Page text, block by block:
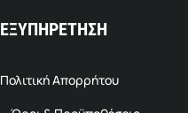
ΕΞΥΠΗΡΕΤΗΣΗ
Πολιτική Απορρήτου